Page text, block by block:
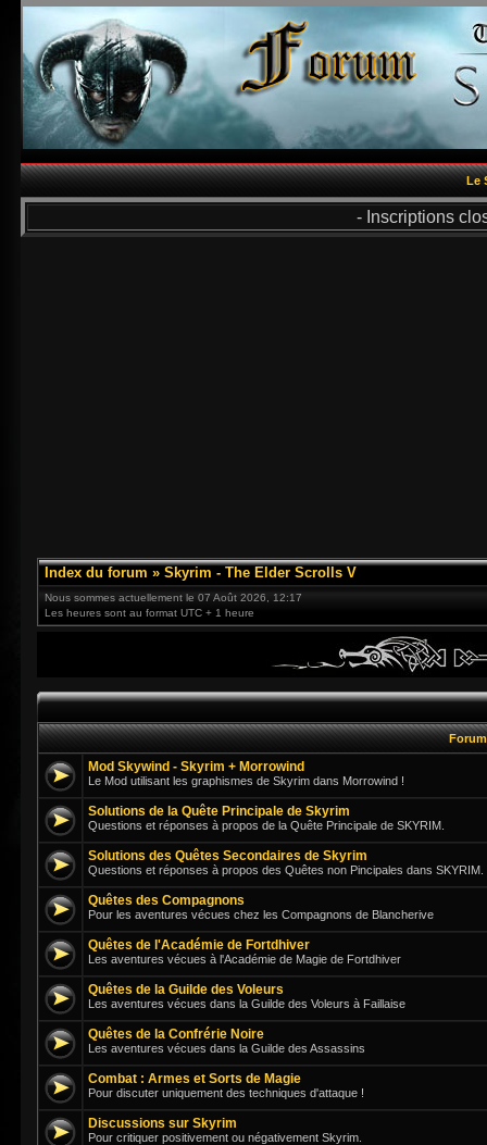
Le
- Inscriptions
Index du forum » Skyrim - The Elder Scrolls V
Nous sommes actuellement le 07 Août 2026, 12:17
Les heures sont au format UTC + 1 heure
Mod Skywind - Skyrim + Morrowind
Le Mod utilisant les graphismes de Skyrim dans Morrowind !
Solutions de la Quête Principale de Skyrim
Questions et réponses à propos de la Quête Principale de SKYRIM.
Solutions des Quêtes Secondaires de Skyrim
Questions et réponses à propos des Quêtes non Pincipales dans SKYRIM.
Quêtes des Compagnons
Pour les aventures vécues chez les Compagnons de Blancherive
Quêtes de l'Académie de Fortdhiver
Les aventures vécues à l'Académie de Magie de Fortdhiver
Quêtes de la Guilde des Voleurs
Les aventures vécues dans la Guilde des Voleurs à Faillaise
Quêtes de la Confrérie Noire
Les aventures vécues dans la Guilde des Assassins
Combat : Armes et Sorts de Magie
Pour discuter uniquement des techniques d'attaque !
Discussions sur Skyrim
Pour critiquer positivement ou négativement Skyrim.